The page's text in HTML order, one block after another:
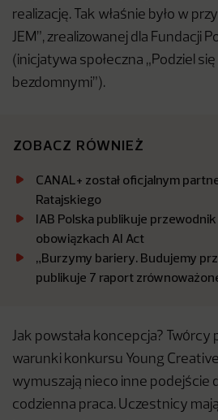
realizację. Tak właśnie było w
JEM”, zrealizowanej dla Fundacji
(inicjatywa społeczna „Podziel
bezdomnymi”).
ZOBACZ RÓWNIEŻ
CANAL+ został oficjalnym
Ratajskiego
IAB Polska publikuje
obowiązkach AI Act
„Burzymy bariery. Budujemy
publikuje 7 raport
Jak powstała koncepcja? Twórcy
warunki konkursu Young
wymuszają nieco inne podejście
codzienna praca. Uczestnicy